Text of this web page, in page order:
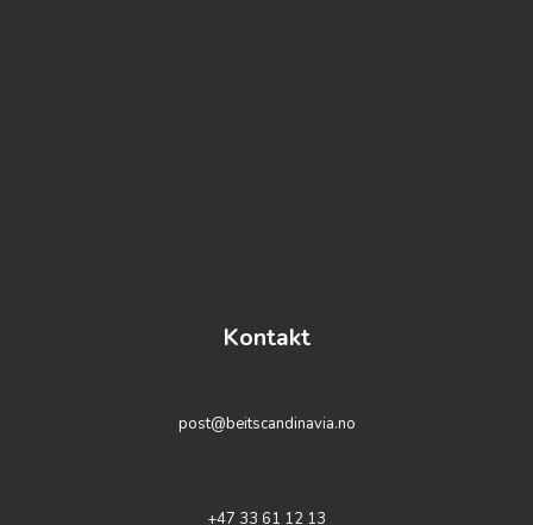
Kontakt
post@beitscandinavia.no
+47 33 61 12 13